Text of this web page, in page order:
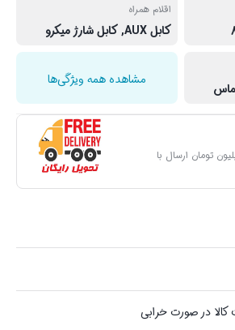
اقلام همراه
کابل AUX, کابل شارژ میکرو
مشاهده همه ویژگی‌ها
بالای 10 میلیون تومان ارسال با